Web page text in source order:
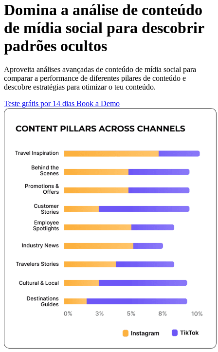
Domina a análise de conteúdo
de mídia social para descobrir
padrões ocultos
Aproveita análises avançadas de conteúdo de mídia social para
comparar a performance de diferentes pilares de conteúdo e
descobre estratégias para otimizar o teu conteúdo.
Teste grátis por 14 dias Book a Demo